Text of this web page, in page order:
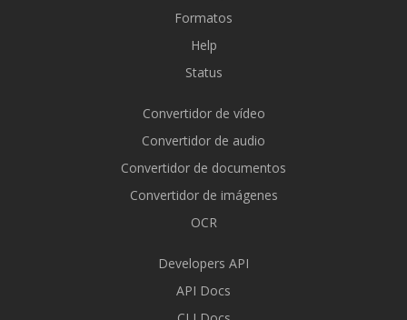
Formatos
Help
Status
Convertidor de vídeo
Convertidor de audio
Convertidor de documentos
Convertidor de imágenes
OCR
Developers API
API Docs